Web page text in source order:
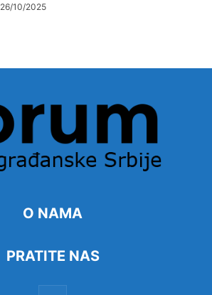
26/10/2025
O NAMA
PRATITE NAS